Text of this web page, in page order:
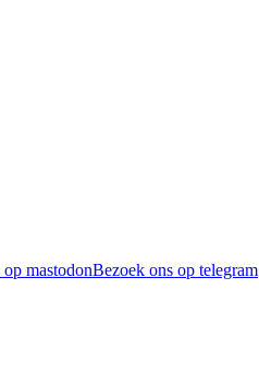
mastodonBezoek ons op telegram